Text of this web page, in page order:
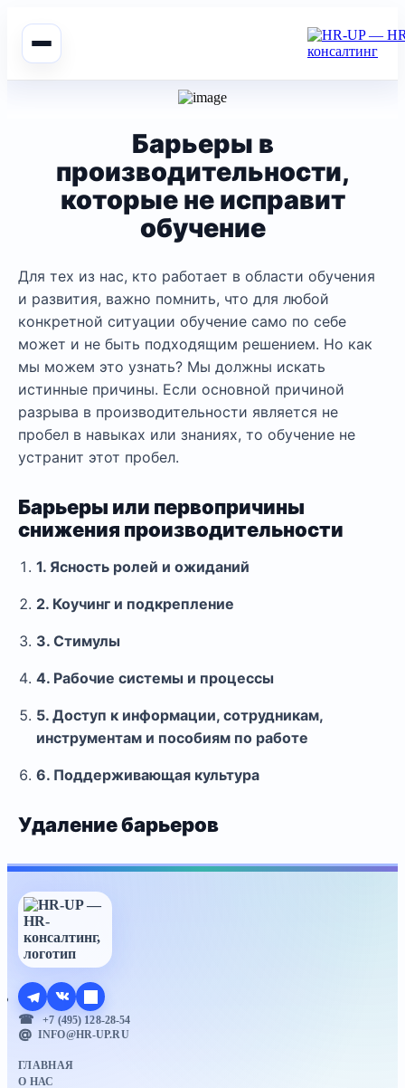
Барьеры в
производительности,
которые не исправит
обучение
Для тех из нас, кто работает в области обучения
и развития, важно помнить, что для любой
конкретной ситуации обучение само по себе
может и не быть подходящим решением. Но как
мы можем это узнать? Мы должны искать
истинные причины. Если основной причиной
разрыва в производительности является не
пробел в навыках или знаниях, то обучение не
устранит этот пробел.
Барьеры или первопричины
снижения производительности
1. Ясность ролей и ожиданий
2. Коучинг и подкрепление
3. Стимулы
4. Рабочие системы и процессы
5. Доступ к информации, сотрудникам,
инструментам и пособиям по работе
6. Поддерживающая культура
Удаление барьеров
+7 (495) 128-28-54
INFO@HR-UP.RU
ГЛАВНАЯ
О НАС